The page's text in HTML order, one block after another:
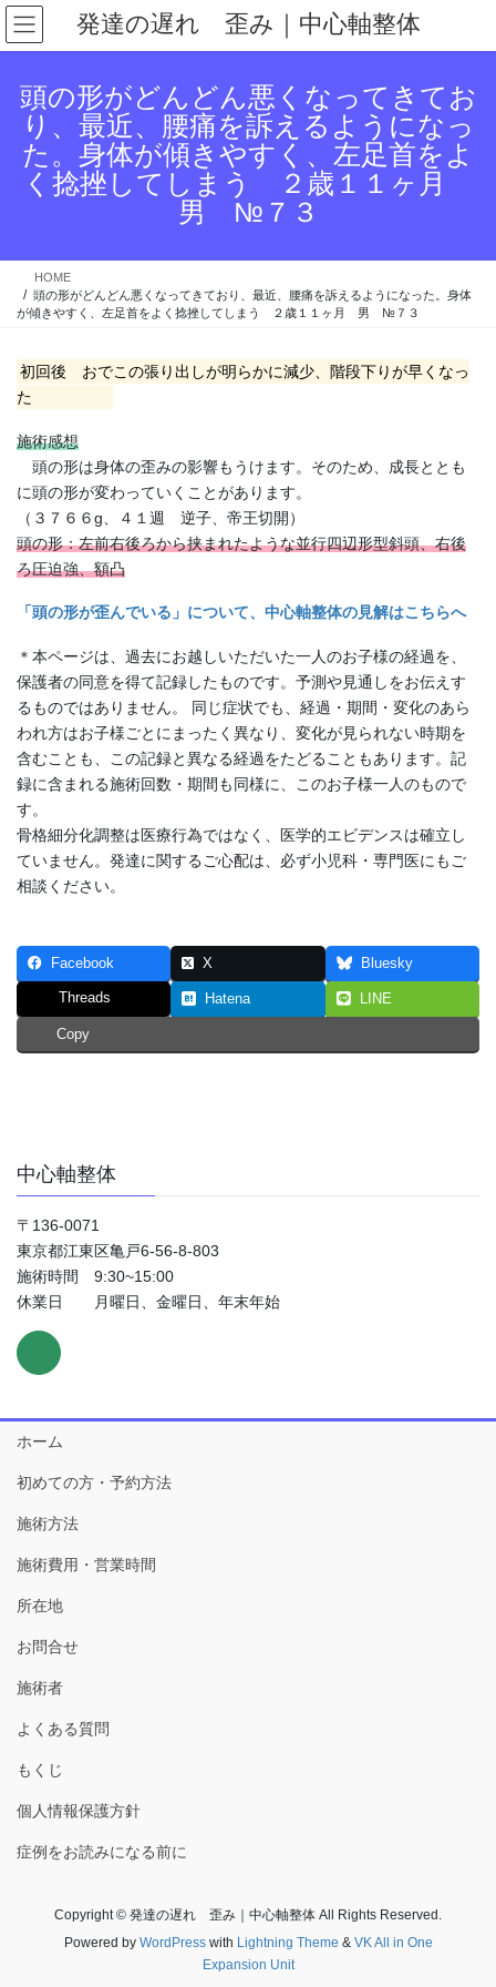
コ
ン
テ
ナ
ビ
ゲ
発達の遅れ 歪み｜中心軸整体
頭の形がどんどん悪くなってきてお
り、最近、腰痛を訴えるようになっ
た。身体が傾きやすく、左足首をよ
く捻挫してしまう ２歳１１ヶ月
男 №７３
HOME
頭の形がどんどん悪くなってきており、最近、腰痛を訴えるようになった。身体
が傾きやすく、左足首をよく捻挫してしまう ２歳１１ヶ月 男 №７３
初回後 おでこの張り出しが明らかに減少、階段下りが早くなっ
た
施術感想
頭の形は身体の歪みの影響もうけます。そのため、成長ととも
に頭の形が変わっていくことがあります。
（３７６６g、４１週 逆子、帝王切開）
頭の形：左前右後ろから挟まれたような並行四辺形型斜頭、右後
ろ圧迫強、額凸
「頭の形が歪んでいる」について、中心軸整体の見解はこちらへ
＊本ページは、過去にお越しいただいた一人のお子様の経過を、
保護者の同意を得て記録したものです。予測や見通しをお伝えす
るものではありません。 同じ症状でも、経過・期間・変化のあら
われ方はお子様ごとにまったく異なり、変化が見られない時期を
含むことも、この記録と異なる経過をたどることもあります。記
録に含まれる施術回数・期間も同様に、このお子様一人のもので
す。
骨格細分化調整は医療行為ではなく、医学的エビデンスは確立し
ていません。発達に関するご心配は、必ず小児科・専門医にもご
相談ください。
Facebook X Bluesky
Threads Hatena LINE
Copy
中心軸整体
〒136-0071
東京都江東区亀戸6-56-8-803
施術時間 9:30~15:00
休業日 月曜日、金曜日、年末年始
ホーム
初めての方・予約方法
施術方法
施術費用・営業時間
所在地
お問合せ
施術者
よくある質問
もくじ
個人情報保護方針
症例をお読みになる前に
Copyright © 発達の遅れ 歪み｜中心軸整体 All Rights Reserved.
Powered by WordPresswith Lightning Theme & VK All in One
Expansion Unit